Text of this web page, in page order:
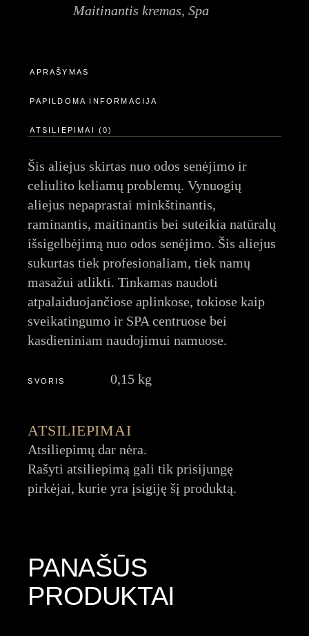
Maitinantis kremas, Spa
APRAŠYMAS
PAPILDOMA INFORMACIJA
ATSILIEPIMAI (0)
Šis aliejus skirtas nuo odos senėjimo ir
celiulito keliamų problemų. Vynuogių
aliejus nepaprastai minkštinantis,
raminantis, maitinantis bei suteikia natūralų
išsigelbėjimą nuo odos senėjimo. Šis aliejus
sukurtas tiek profesionaliam, tiek namų
masažui atlikti. Tinkamas naudoti
atpalaiduojančiose aplinkose, tokiose kaip
sveikatingumo ir SPA centruose bei
kasdieniniam naudojimui namuose.
SVORIS 0,15 kg
ATSILIEPIMAI
Atsiliepimų dar nėra.
Rašyti atsiliepimą gali tik prisijungę
pirkėjai, kurie yra įsigiję šį produktą.
PANAŠŪS
PRODUKTAI